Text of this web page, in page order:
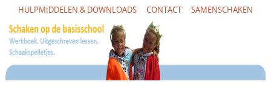
HULPMIDDELEN & DOWNLOADS CONTACT SAMENSCHAKEN